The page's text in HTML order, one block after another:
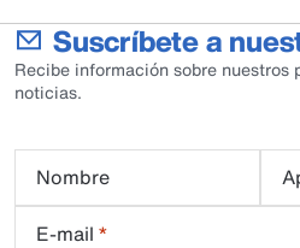
Suscríbete a
Recibe información sobre nuestros
noticias.
Nombre
E-mail *